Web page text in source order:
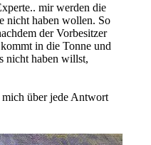
mir werden die
nicht haben wollen. So
der Vorbesitzer
in die Tonne und
nicht haben willst,
über jede Antwort